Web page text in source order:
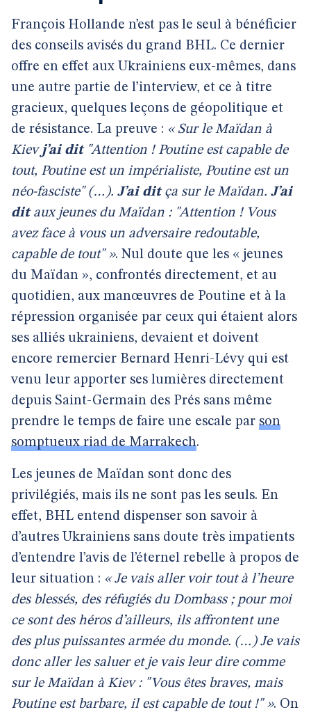
François Hollande n’est pas le seul à bénéficier
des conseils avisés du grand BHL. Ce dernier
offre en effet aux Ukrainiens eux-mêmes, dans
une autre partie de l’interview, et ce à titre
gracieux, quelques leçons de géopolitique et
de résistance. La preuve : « Sur le Maïdan à
Kievj’ai dit"Attention ! Poutine est capable de
tout, Poutine est un impérialiste, Poutine est un
néo-fasciste" (…). J’ai ditça sur le Maïdan. J’ai
ditaux jeunes du Maïdan : "Attention ! Vous
avez face à vous un adversaire redoutable,
capable de tout" ». Nul doute que les « jeunes
du Maïdan », confrontés directement, et au
quotidien, aux manœuvres de Poutine et à la
répression organisée par ceux qui étaient alors
ses alliés ukrainiens, devaient et doivent
encore remercier Bernard Henri-Lévy qui est
venu leur apporter ses lumières directement
depuis Saint-Germain des Prés sans même
prendre le temps de faire une escale par son
somptueux riad de Marrakech.
Les jeunes de Maïdan sont donc des
privilégiés, mais ils ne sont pas les seuls. En
effet, BHL entend dispenser son savoir à
d’autres Ukrainiens sans doute très impatients
d’entendre l’avis de l’éternel rebelle à propos de
leur situation : « Je vais aller voir tout à l’heure
des blessés, des réfugiés du Dombass ; pour moi
ce sont des héros d’ailleurs, ils affrontent une
des plus puissantes armée du monde. (…) Je vais
donc aller les saluer et je vais leur dire comme
sur le Maïdan à Kiev : "Vous êtes braves, mais
Poutine est barbare, il est capable de tout !" ». On